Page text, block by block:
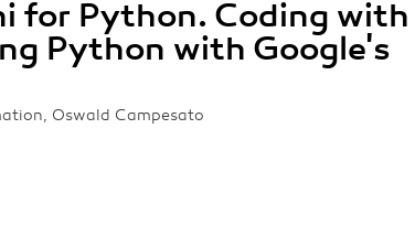
for Python. Coding with
Python with Google's
Oswald Campesato